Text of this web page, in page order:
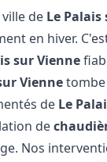
de Le
en hiver.
sur Vienne
Viennetombe
de Le
de
Nos